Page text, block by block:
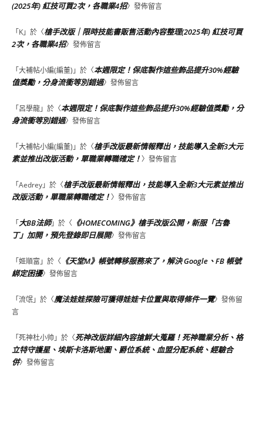
(2025年) 紅技可買2次，各職業4招〉發佈留言
「K」於〈槍手改版｜限時技能書販售活動內容整理(2025年) 紅技可買
2次，各職業4招〉發佈留言
「大補帖小編(編董) 」於〈本週限定！保底製作這些飾品提升30%經驗
值獎勵，分身流衝等別錯過〉發佈留言
「呂學龍」於〈本週限定！保底製作這些飾品提升30%經驗值獎勵，分
身流衝等別錯過〉發佈留言
「大補帖小編(編董) 」於〈槍手改版最新情報釋出，技能導入全新3大元
素並推出改版活動，單職業轉職確定！〉發佈留言
「Aedrey」於〈槍手改版最新情報釋出，技能導入全新3大元素並推出
改版活動，單職業轉職確定！〉發佈留言
「大BB法師」於〈 《HOMECOMING》槍手改版公開，新服「古魯
丁」加開，預先登錄即日展開〉發佈留言
「姬順富 」於〈 《天堂M》帳號轉移服務來了，解決 Google、FB 帳號
綁定困擾〉發佈留言
「流氓」於〈魔法娃娃探險可獲得娃娃卡位置與取得條件一覽〉發佈留
言
「死神杜小帅 」於〈死神改版詳細內容搶鮮大蒐羅！死神職業分析、格
立特守護星、埃斯卡洛斯地圖、爵位系統、血盟分配系統、經驗合
併〉發佈留言